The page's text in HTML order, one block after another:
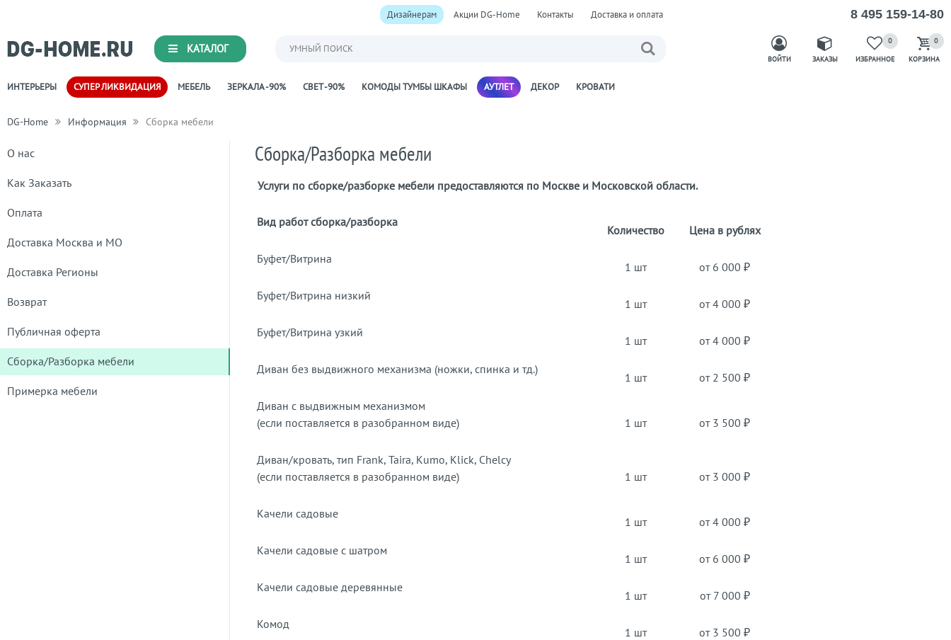
Дизайнерам Акции DG-Home Контакты Доставка и оплата 8 495 159-14-80
КАТАЛОГ УМНЫЙ ПОИСК
ВОЙТИ ЗАКАЗЫ ИЗБРАННОЕ
0
КОРЗИНА
0
ИНТЕРЬЕРЫ СУПЕР ЛИКВИДАЦИЯ МЕБЕЛЬ ЗЕРКАЛА -90% СВЕТ -90% КОМОДЫ ТУМБЫ ШКАФЫ АУТЛЕТ ДЕКОР КРОВАТИ
DG-Home Информация Сборка мебели
О нас
Как Заказать
Оплата
Доставка Москва и МО
Доставка Регионы
Возврат
Публичная оферта
Сборка/Разборка мебели
Примерка мебели
Сборка/Разборка мебели
Услуги по сборке/разборке мебели предоставляются по Москве и Московской области.
Вид работ сборка/разборка
Количество
Цена в рублях
Буфет/Витрина
1 шт
от 6 000 ₽
Буфет/Витрина низкий
1 шт
от 4 000 ₽
Буфет/Витрина узкий
1 шт
от 4 000 ₽
Диван без выдвижного механизма (ножки, спинка и тд.)
1 шт
от 2 500 ₽
Диван с выдвижным механизмом
(если поставляется в разобранном виде)
1 шт от 3 500 ₽
Диван/кровать, тип Frank, Taira, Kumo, Klick, Chelcy
(если поставляется в разобранном виде)
1 шт от 3 000 ₽
Качели садовые
1 шт
от 4 000 ₽
Качели садовые с шатром
1 шт
от 6 000 ₽
Качели садовые деревянные
1 шт
от 7 000 ₽
Комод
1 шт
от 3 500 ₽